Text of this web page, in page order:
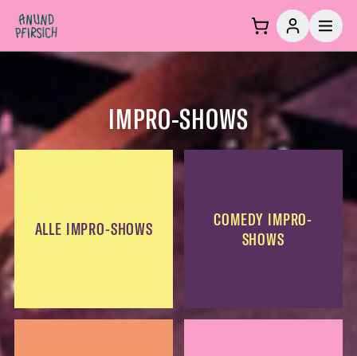
Zum Inhalt springen
IMPRO-SHOWS
ALLE IMPRO-SHOWS
COMEDY IMPRO-
SHOWS